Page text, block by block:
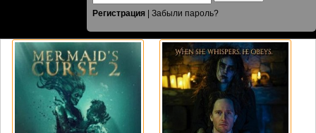
Регистрация
Забыли пароль?